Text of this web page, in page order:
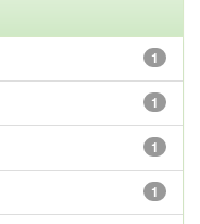
1
1
1
1